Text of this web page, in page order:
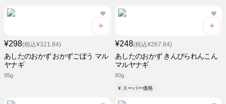
¥298(税込¥321.84)
あしたのおかず おかずごぼう マル
ヤナギ
95g
¥248(税込¥267.84)
あしたのおかず きんぴられんこん
マルヤナギ
80g
¥ スーパー価格